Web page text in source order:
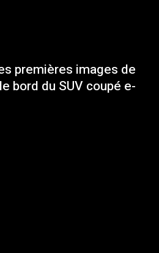
premières images de
bord du SUV coupé e-